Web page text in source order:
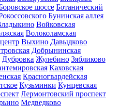
шоссе Ботанический
Бунинская аллея
Войковская
Волоколамская
Выхино Давыдково
Добрынинская
Дубровка Жулебино Зябликово
Каховская
Красногвардейская
Кузьминки Кунцевская
Лермонтовский проспект
Медведково